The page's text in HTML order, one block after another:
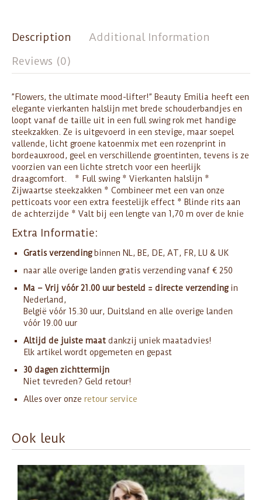
Description
Additional Information
Reviews (0)
”Flowers, the ultimate mood-lifter!” Beauty Emilia heeft een
elegante vierkanten halslijn met brede schouderbandjes en
loopt vanaf de taille uit in een full swing rok met handige
steekzakken. Ze is uitgevoerd in een stevige, maar soepel
vallende, licht groene katoenmix met een rozenprint in
bordeauxrood, geel en verschillende groentinten, tevens is ze
voorzien van een lichte stretch voor een heerlijk
draagcomfort. * Full swing * Vierkanten halslijn *
Zijwaartse steekzakken * Combineer met een van onze
petticoats voor een extra feestelijk effect * Blinde rits aan
de achterzijde * Valt bij een lengte van 1,70 m over de knie
Extra Informatie:
Gratis verzendingbinnen NL, BE, DE, AT, FR, LU & UK
naar alle overige landen gratis verzending vanaf € 250
Ma – Vrij vóór 21.00 uur besteld = directe verzendingin
Nederland,
België vóór 15.30 uur, Duitsland en alle overige landen
vóór 19.00 uur
Altijd de juiste maat dankzij uniek maatadvies!
Elk artikel wordt opgemeten en gepast
30 dagen zichttermijn
Niet tevreden? Geld retour!
Alles over onze retour service
Ook leuk